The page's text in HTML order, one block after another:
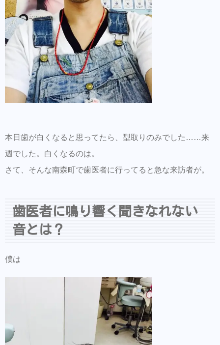
本日歯が白くなると思ってたら、型取りのみでした……来
週でした。白くなるのは。
さて、そんな南森町で歯医者に行ってると急な来訪者が。
歯医者に鳴り響く聞きなれない
音とは？
僕は